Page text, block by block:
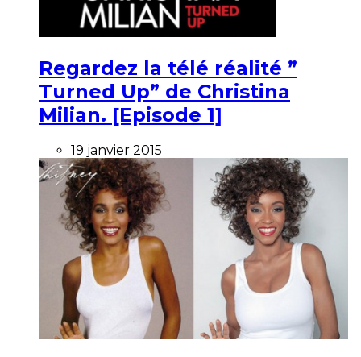
Regardez la télé réalité ”
Turned Up” de Christina
Milian. [Episode 1]
19 janvier 2015